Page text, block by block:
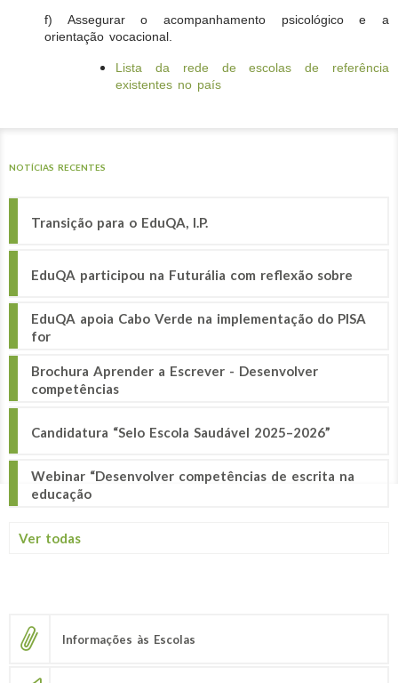
f) Assegurar o acompanhamento psicológico e a
orientação vocacional.
Lista da rede de escolas de referência
existentes no país
NOTÍCIAS RECENTES
Transição para o EduQA, I.P.
EduQA participou na Futurália com reflexão sobre
EduQA apoia Cabo Verde na implementação do PISA
for
Brochura Aprender a Escrever - Desenvolver
competências
Candidatura “Selo Escola Saudável 2025–2026”
Webinar “Desenvolver competências de escrita na
educação
Ver todas
Informações às Escolas